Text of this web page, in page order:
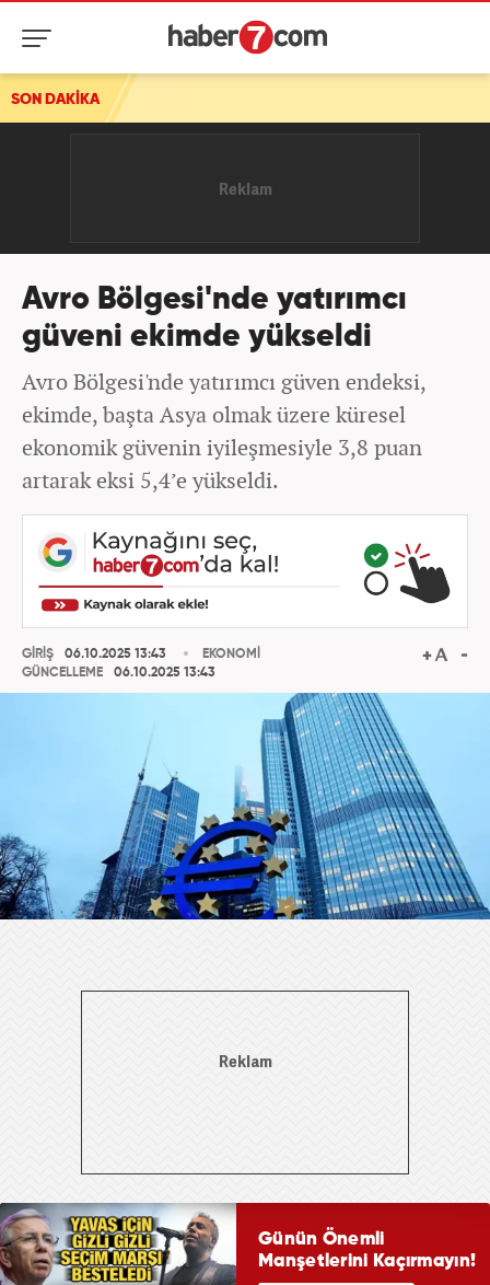
SON DAKİKA
Avro Bölgesi'nde yatırımcı
güveni ekimde yükseldi
Avro Bölgesi'nde yatırımcı güven endeksi,
ekimde, başta Asya olmak üzere küresel
ekonomik güvenin iyileşmesiyle 3,8 puan
artarak eksi 5,4’e yükseldi.
GİRİŞ
06.10.2025 13:43
GÜNCELLEME
06.10.2025 13:43
EKONOMİ